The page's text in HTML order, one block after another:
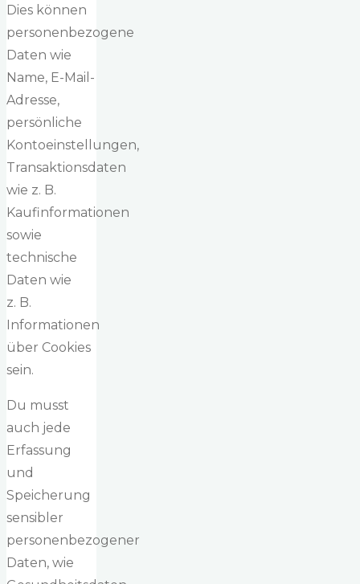
Dies können
personenbezogene
Daten wie
Name, E-Mail-
Adresse,
persönliche
Kontoeinstellungen,
Transaktionsdaten
wie z. B.
Kaufinformationen
sowie
technische
Daten wie
z. B.
Informationen
über Cookies
sein.
Du musst
auch jede
Erfassung
und
Speicherung
sensibler
personenbezogener
Daten, wie